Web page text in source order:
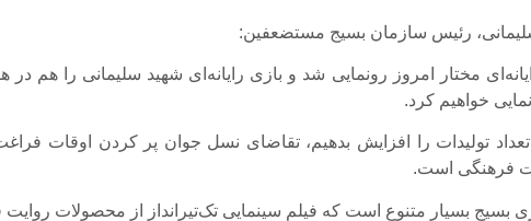
رئیس سازمان بسیج مستضعفین:
مختار امروز رونمایی شد و بازی رایانه‌ای شهید سلیمانی را هم در
خواهیم کرد.
تعداد تولیدات را افزایش بدهیم، تقاضای نسل جوان پر کردن اوقات
فرهنگی است.
بسیج بسیار متنوع است که فیلم سینمایی تک‌تیرانداز از محصولات روایت